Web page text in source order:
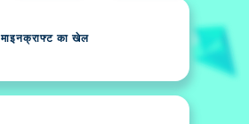
माइनक्राफ्ट का खेल